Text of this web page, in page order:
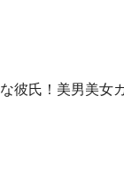
彼氏！美男美女